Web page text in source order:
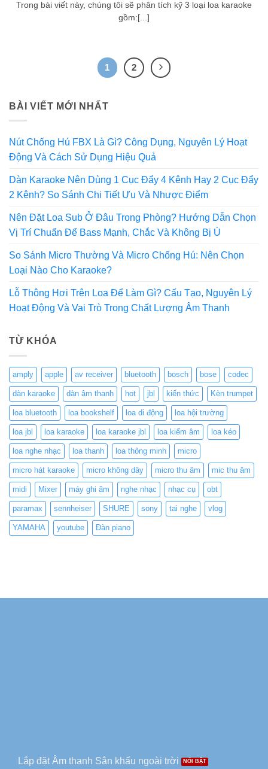
Trong bài viết này, chúng tôi sẽ phân tích kỹ 3 loại loa karaoke
gồm:[...]
1 2
BÀI VIẾT MỚI NHẤT
Nút Chống Hú FBX Là Gì? Công Dụng, Nguyên Lý Hoạt
Động Và Cách Sử Dụng Hiệu Quả
Dàn Karaoke Nên Dùng 1 Cục Đẩy 4 Kênh Hay 2 Cục Đẩy
2 Kênh? So Sánh Chi Tiết Ưu Và Nhược Điểm
Nên Đặt Loa Sub Ở Đâu Trong Phòng? Hướng Dẫn Chọn
Vị Trí Chuẩn Để Bass Mạnh, Chắc Và Không Bị Ù
So Sánh Micro Thường Và Micro Chống Hú: Nên Chọn
Loại Nào Cho Karaoke?
Lỗ Thông Hơi Trên Loa Để Làm Gì? Cấu Tạo, Nguyên Lý
Hoạt Động Và Vai Trò Trong Chất Lượng Âm Thanh
TỪ KHÓA
amply apple av receiver bluetooth bosch bose codec
dàn karaoke dàn âm thanh hot jbl kiến thức Kèn trumpet
loa bluetooth loa bookshelf loa di động loa hội trường
loa jbl loa karaoke loa karaoke jbl loa kiểm âm loa kéo
loa nghe nhạc loa thanh loa thông minh micro
micro hát karaoke micro không dây micro thu âm mic thu âm
midi Mixer máy ghi âm nghe nhạc nhạc cụ obt
paramax sennheiser SHURE sony tai nghe vlog
YAMAHA youtube Đàn piano
Lắp đặt Âm thanh Sân khấu ngoài trời